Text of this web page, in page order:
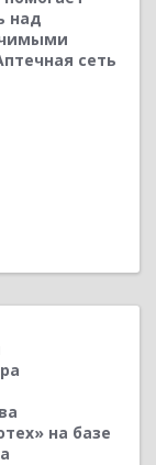
над
сеть
на базе